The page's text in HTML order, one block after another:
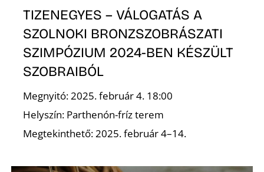
TIZENEGYES – VÁLOGATÁS A
SZOLNOKI BRONZSZOBRÁSZATI
SZIMPÓZIUM 2024-BEN KÉSZÜLT
SZOBRAIBÓL
Megnyitó: 2025. február 4. 18:00
Helyszín: Parthenón-fríz terem
Megtekinthető: 2025. február 4–14.